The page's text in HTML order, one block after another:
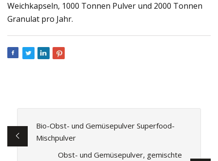
Weichkapseln, 1000 Tonnen Pulver und 2000 Tonnen
Granulat pro Jahr.
Bio-Obst- und Gemüsepulver Superfood-
Mischpulver
Obst- und Gemüsepulver, gemischte